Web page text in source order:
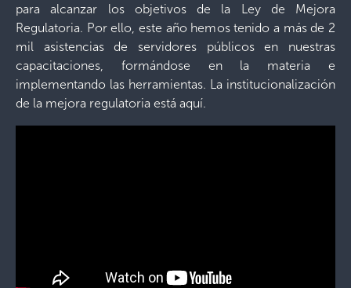
para alcanzar los objetivos de la Ley de Mejora
Regulatoria. Por ello, este año hemos tenido a más de 2
mil asistencias de servidores públicos en nuestras
capacitaciones, formándose en la materia e
implementando las herramientas. La institucionalización
de la mejora regulatoria está aquí.